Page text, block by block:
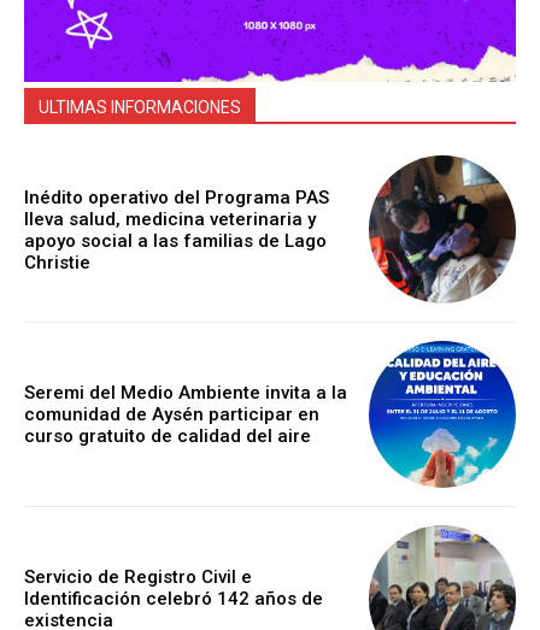
ULTIMAS INFORMACIONES
Inédito operativo del Programa PAS
lleva salud, medicina veterinaria y
apoyo social a las familias de Lago
Christie
Seremi del Medio Ambiente invita a la
comunidad de Aysén participar en
curso gratuito de calidad del aire
Servicio de Registro Civil e
Identificación celebró 142 años de
existencia